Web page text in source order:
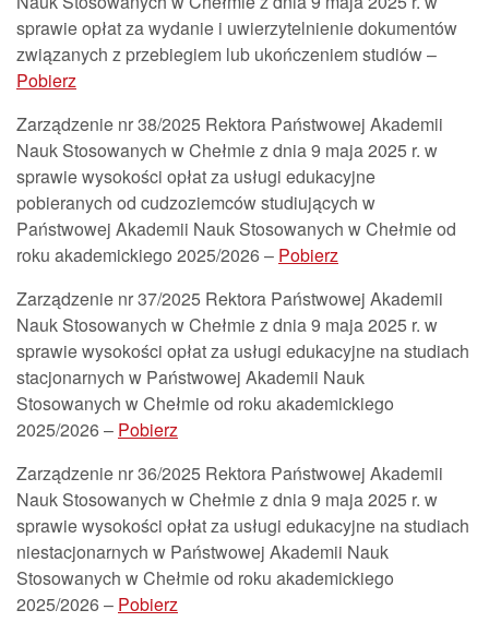
sprawie opłat za wydanie i uwierzytelnienie dokumentów
związanych z przebiegiem lub ukończeniem studiów –
Pobierz
Zarządzenie nr 38/2025 Rektora Państwowej Akademii
Nauk Stosowanych w Chełmie z dnia 9 maja 2025 r. w
sprawie wysokości opłat za usługi edukacyjne
pobieranych od cudzoziemców studiujących w
Państwowej Akademii Nauk Stosowanych w Chełmie od
roku akademickiego 2025/2026 – Pobierz
Zarządzenie nr 37/2025 Rektora Państwowej Akademii
Nauk Stosowanych w Chełmie z dnia 9 maja 2025 r. w
sprawie wysokości opłat za usługi edukacyjne na studiach
stacjonarnych w Państwowej Akademii Nauk
Stosowanych w Chełmie od roku akademickiego
2025/2026 – Pobierz
Zarządzenie nr 36/2025 Rektora Państwowej Akademii
Nauk Stosowanych w Chełmie z dnia 9 maja 2025 r. w
sprawie wysokości opłat za usługi edukacyjne na studiach
niestacjonarnych w Państwowej Akademii Nauk
Stosowanych w Chełmie od roku akademickiego
2025/2026 – Pobierz